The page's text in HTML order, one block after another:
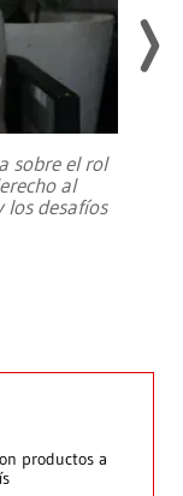
sobre el rol
al
los desafíos
productos a